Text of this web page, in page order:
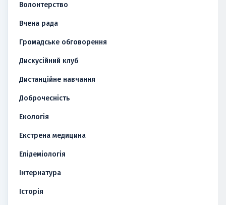
Волонтерство
Вчена рада
Громадське обговорення
Дискусійний клуб
Дистанційне навчання
Доброчесність
Екологія
Екстрена медицина
Епідеміологія
Інтернатура
Історія